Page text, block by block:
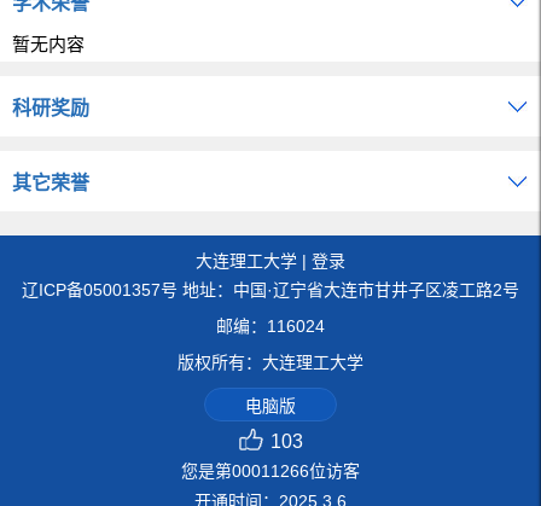
暂无内容
科研奖励
其它荣誉
大连理工大学 | 登录
辽ICP备05001357号 地址：中国·辽宁省大连市甘井子区凌工路2号
邮编：116024
版权所有：大连理工大学
电脑版
103
您是第00011266位访客
开通时间： 2025 3 6